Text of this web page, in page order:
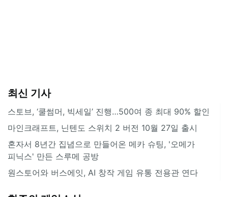
최신 기사
스토브, ‘쿨썸머, 빅세일’ 진행…500여 종 최대 90% 할인
마인크래프트, 닌텐도 스위치 2 버전 10월 27일 출시
혼자서 8년간 집념으로 만들어온 메카 슈팅, '오메가
피닉스' 만든 스루메 공방
원스토어와 버스에잇, AI 창작 게임 유통 전용관 연다